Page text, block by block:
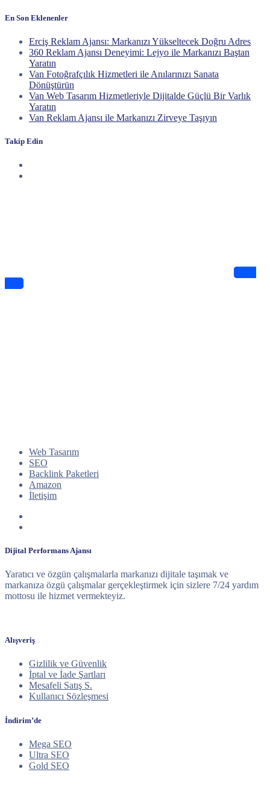
En Son Eklenenler
Erciş Reklam Ajansı: Markanızı Yükseltecek Doğru Adres
360 Reklam Ajansı Deneyimi: Lejyo ile Markanızı Baştan
Yaratın
Van Fotoğrafçılık Hizmetleri ile Anılarınızı Sanata
Dönüştürün
Van Web Tasarım Hizmetleriyle Dijitalde Güçlü Bir Varlık
Yaratın
Van Reklam Ajansı ile Markanızı Zirveye Taşıyın
Takip Edin
Web Tasarım
SEO
Backlink Paketleri
Amazon
İletişim
Dijital Performans Ajansı
Yaratıcı ve özgün çalışmalarla markanızı dijitale taşımak ve
markanıza özgü çalışmalar gerçekleştirmek için sizlere 7/24 yardım
mottosu ile hizmet vermekteyiz.
Alışveriş
Gizlilik ve Güvenlik
İptal ve İade Şartları
Mesafeli Satış S.
Kullanıcı Sözleşmesi
İndirim’de
Mega SEO
Ultra SEO
Gold SEO